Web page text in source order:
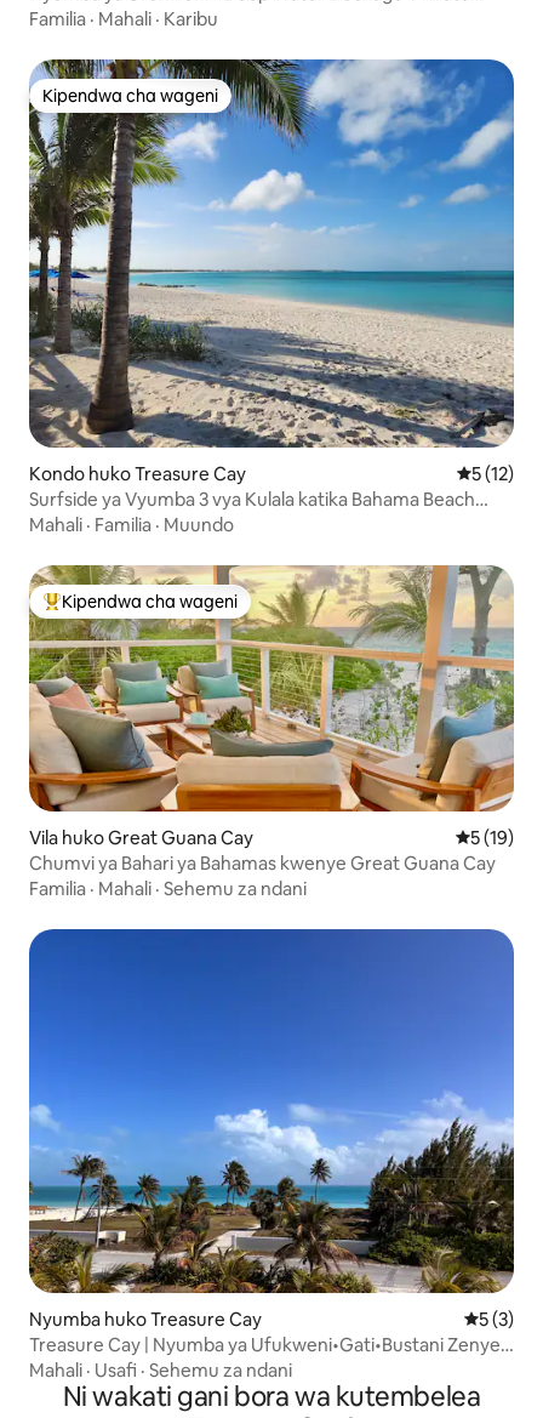
Beach
Familia · Mahali · Karibu
Kipendwa cha wageni
Kipendwa cha wageni
Kondo huko Treasure Cay Ukadiriaji
5 (12)
Surfside ya Vyumba 3 vya Kulala katika Bahama Beach
Club Resort
Mahali · Familia · Muundo
Kipendwa maarufu cha wageni
Kipendwa cha wageni
Vila huko Great Guana Cay Ukadiriaji
5 (19)
Chumvi ya Bahari ya Bahamas kwenye Great Guana Cay
Familia · Mahali · Sehemu za ndani
Nyumba huko Treasure Cay
5 (3)
Treasure Cay | Nyumba ya Ufukweni•Gati•Bustani Zenye
Kijani Mwingi
Mahali · Usafi · Sehemu za ndani
Ni wakati gani bora wa kutembelea